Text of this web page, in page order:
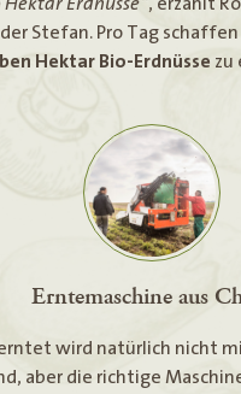
Stefan. Pro Tag
Hektar Bio-Erdnüsse zu
Erntemaschine aus
wird natürlich nicht
aber die richtige